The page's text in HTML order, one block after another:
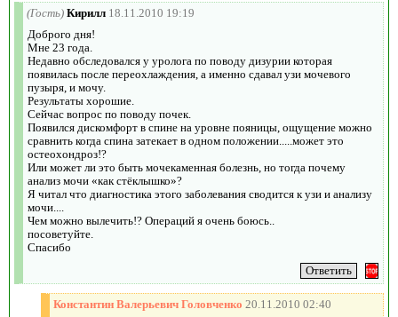
(Гость) Кирилл 18.11.2010 19:19
Доброго дня!
Мне 23 года.
Недавно обследовался у уролога по поводу дизурии которая
появилась после переохлаждения, а именно сдавал узи мочевого
пузыря, и мочу.
Результаты хорошие.
Сейчас вопрос по поводу почек.
Появился дискомфорт в спине на уровне пояницы, ощущение можно
сравнить когда спина затекает в одном положении.....может это
остеохондроз!?
Или может ли это быть мочекаменная болезнь, но тогда почему
анализ мочи «как стёклышко»?
Я читал что диагностика этого заболевания сводится к узи и анализу
мочи....
Чем можно вылечить!? Операций я очень боюсь..
посоветуйте.
Спасибо
Константин Валерьевич Головченко 20.11.2010 02:40